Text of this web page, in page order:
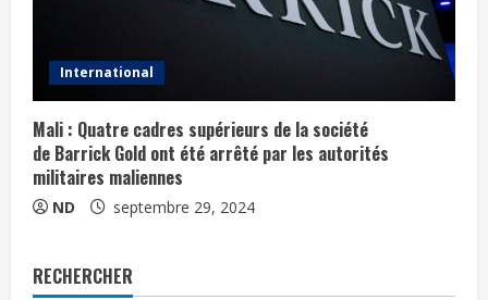
International
Mali : Quatre cadres supérieurs de la société
de Barrick Gold ont été arrêté par les autorités
militaires maliennes
ND septembre 29, 2024
RECHERCHER